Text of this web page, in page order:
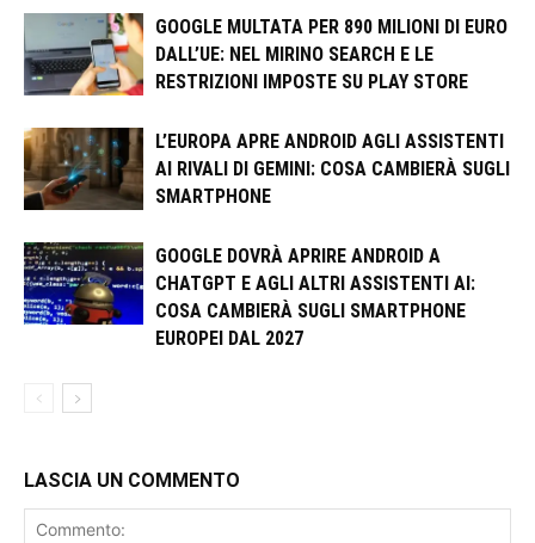
GOOGLE MULTATA PER 890 MILIONI DI EURO
DALL’UE: NEL MIRINO SEARCH E LE
RESTRIZIONI IMPOSTE SU PLAY STORE
L’EUROPA APRE ANDROID AGLI ASSISTENTI
AI RIVALI DI GEMINI: COSA CAMBIERÀ SUGLI
SMARTPHONE
GOOGLE DOVRÀ APRIRE ANDROID A
CHATGPT E AGLI ALTRI ASSISTENTI AI:
COSA CAMBIERÀ SUGLI SMARTPHONE
EUROPEI DAL 2027
LASCIA UN COMMENTO